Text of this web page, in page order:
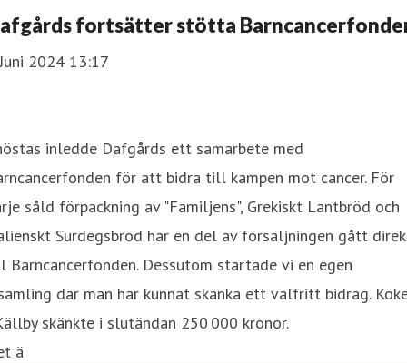
fortsätter stötta
2024 13:17
inledde Dafgårds ett samarbete med
för att bidra till kampen mot cancer. För
såld förpackning av "Familjens", Grekiskt Lantbröd och
Surdegsbröd har en del av försäljningen gått
Barncancerfonden. Dessutom startade vi en egen
där man har kunnat skänka ett valfritt bidrag.
skänkte i slutändan 250 000 kronor.
ä